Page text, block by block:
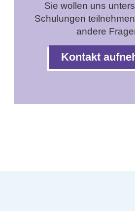
Sie wollen uns
Schulungen
andere
Kontakt